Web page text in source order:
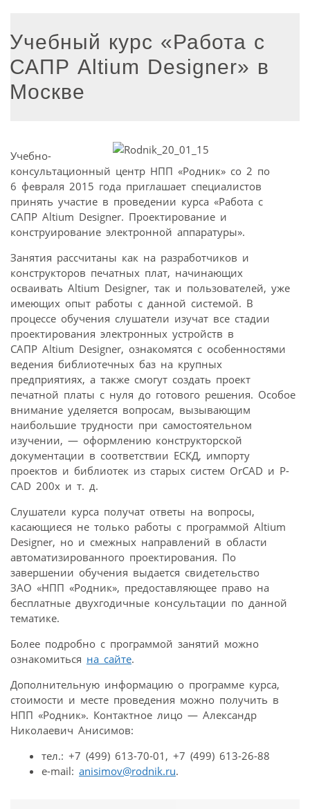
Учебный курс «Работа с
САПР Altium Designer» в
Москве
Учебно-
консультационный центр НПП «Родник» со 2 по
6 февраля 2015 года приглашает специалистов
принять участие в проведении курса «Работа с
САПР Altium Designer. Проектирование и
конструирование электронной аппаратуры».
Занятия рассчитаны как на разработчиков и
конструкторов печатных плат, начинающих
осваивать Altium Designer, так и пользователей, уже
имеющих опыт работы с данной системой. В
процессе обучения слушатели изучат все стадии
проектирования электронных устройств в
САПР Altium Designer, ознакомятся с особенностями
ведения библиотечных баз на крупных
предприятиях, а также смогут создать проект
печатной платы с нуля до готового решения. Особое
внимание уделяется вопросам, вызывающим
наибольшие трудности при самостоятельном
изучении, — оформлению конструкторской
документации в соответствии ЕСКД, импорту
проектов и библиотек из старых систем OrCAD и P-
CAD 200x и т. д.
Слушатели курса получат ответы на вопросы,
касающиеся не только работы с программой Altium
Designer, но и смежных направлений в области
автоматизированного проектирования. По
завершении обучения выдается свидетельство
ЗАО «НПП «Родник», предоставляющее право на
бесплатные двухгодичные консультации по данной
тематике.
Более подробно с программой занятий можно
ознакомиться на сайте.
Дополнительную информацию о программе курса,
стоимости и месте проведения можно получить в
НПП «Родник». Контактное лицо — Александр
Николаевич Анисимов:
тел.: +7 (499) 613-70-01, +7 (499) 613-26-88
e-mail: anisimov@rodnik.ru.